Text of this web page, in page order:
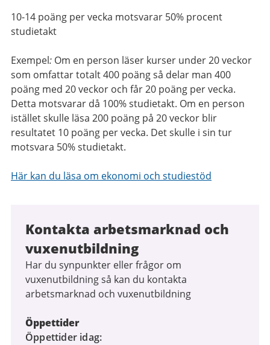
10-14 poäng per vecka motsvarar 50% procent
studietakt
Exempel: Om en person läser kurser under 20 veckor
som omfattar totalt 400 poäng så delar man 400
poäng med 20 veckor och får 20 poäng per vecka.
Detta motsvarar då 100% studietakt. Om en person
istället skulle läsa 200 poäng på 20 veckor blir
resultatet 10 poäng per vecka. Det skulle i sin tur
motsvara 50% studietakt.
Här kan du läsa om ekonomi och studiestöd
Kontakta arbetsmarknad och
vuxenutbildning
Har du synpunkter eller frågor om
vuxenutbildning så kan du kontakta
arbetsmarknad och vuxenutbildning
Öppettider
Öppettider idag